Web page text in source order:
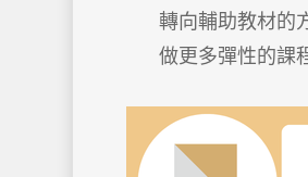
轉向輔助教材的
做更多彈性的課